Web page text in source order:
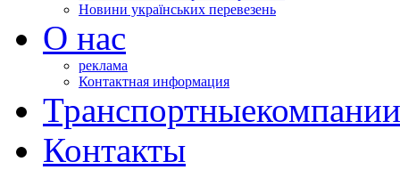
Новини українських перевезень
О нас
реклама
Контактная информация
Транспортныекомпании
Контакты